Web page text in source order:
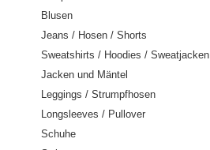
Blusen
Jeans / Hosen / Shorts
Sweatshirts / Hoodies / Sweatjacken
Jacken und Mäntel
Leggings / Strumpfhosen
Longsleeves / Pullover
Schuhe